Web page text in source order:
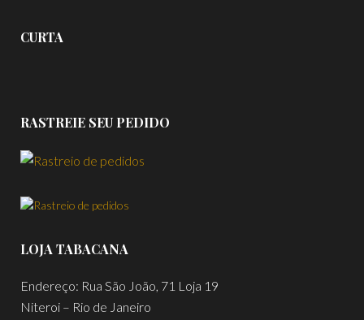
CURTA
RASTREIE SEU PEDIDO
LOJA TABACANA
Endereço: Rua São João, 71 Loja 19
Niteroi – Rio de Janeiro